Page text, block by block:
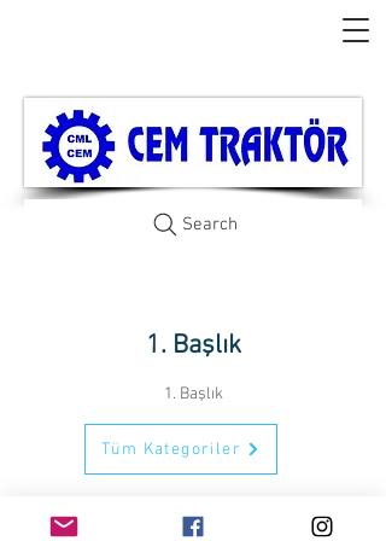
Search
1. Başlık
1. Başlık
Tüm Kategoriler